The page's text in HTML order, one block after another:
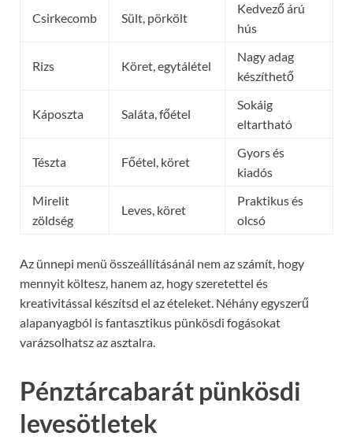
Csirkecomb Sült, pörkölt
Kedvező árú
hús
Rizs Köret, egytálétel
Nagy adag
készíthető
Káposzta Saláta, főétel
Sokáig
eltartható
Tészta Főétel, köret
Gyors és
kiadós
Mirelit
zöldség
Leves, köret
Praktikus és
olcsó
Az ünnepi menü összeállításánál nem az számít, hogy
mennyit költesz, hanem az, hogy szeretettel és
kreativitással készítsd el az ételeket. Néhány egyszerű
alapanyagból is fantasztikus pünkösdi fogásokat
varázsolhatsz az asztalra.
Pénztárcabarát pünkösdi
levesötletek